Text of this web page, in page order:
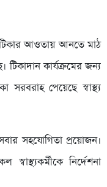
আওতায় আনতে মাঠ
টিকাদান কার্যক্রমের জন্য
পেয়েছে স্বাস্থ্য
সহযোগিতা প্রয়োজন।
নির্দেশনা